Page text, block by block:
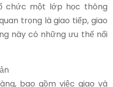
chức một lớp học thông
trọng là giao tiếp, giao
này có những ưu thế nổi
bao gồm việc giao và